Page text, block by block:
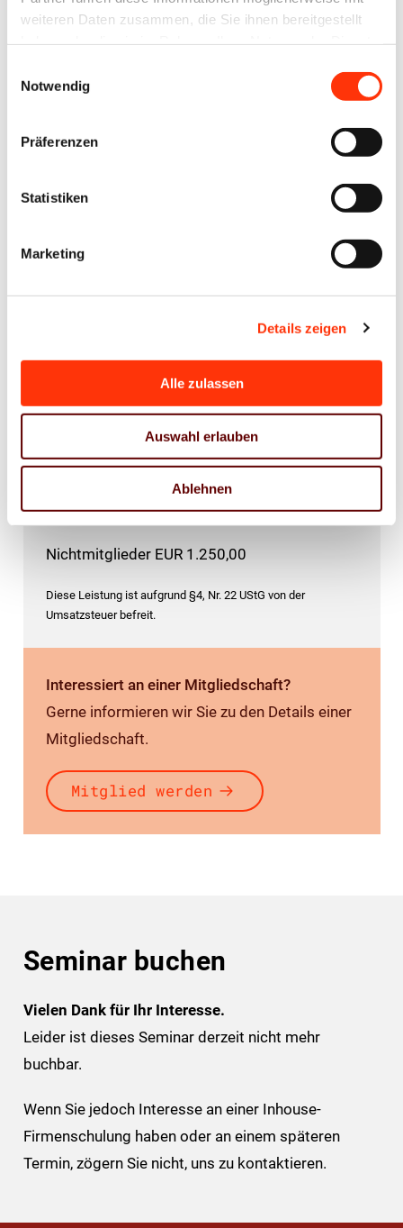
weiteren Daten zusammen, die Sie ihnen bereitgestellt
Notwendig
Präferenzen
Statistiken
Marketing
Details zeigen
Alle zulassen
Auswahl erlauben
Ablehnen
31.10.2025
Verband Druck und Medien NordOst e. V.
Mediengestalterinnen Digital und Print aller
Fachrichtungen im ersten Lehrjahr.
Mitglieder EUR 500,00
Nichtmitglieder EUR 1.250,00
Diese Leistung ist aufgrund §4, Nr. 22 UStG von der
Umsatzsteuer befreit.
Interessiert an einer Mitgliedschaft?
Gerne informieren wir Sie zu den Details einer
Mitgliedschaft.
Mitglied werden
Seminar buchen
Vielen Dank für Ihr Interesse.
Leider ist dieses Seminar derzeit nicht mehr
buchbar.
Wenn Sie jedoch Interesse an einer Inhouse-
Firmenschulung haben oder an einem späteren
Termin, zögern Sie nicht, uns zu kontaktieren.